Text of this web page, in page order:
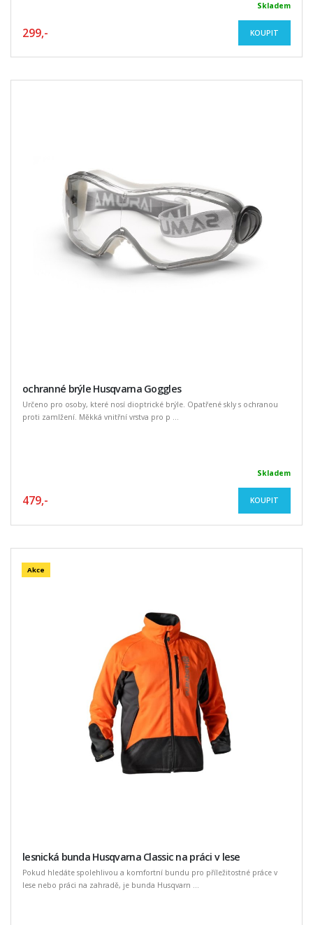
Skladem
299,- KOUPIT
ochranné brýle Husqvarna Goggles
Určeno pro osoby, které nosí dioptrické brýle. Opatřené skly s ochranou
proti zamlžení. Měkká vnitřní vrstva pro p ...
Skladem
479,- KOUPIT
Akce
lesnická bunda Husqvarna Classic na práci v lese
Pokud hledáte spolehlivou a komfortní bundu pro příležitostné práce v
lese nebo práci na zahradě, je bunda Husqvarn ...